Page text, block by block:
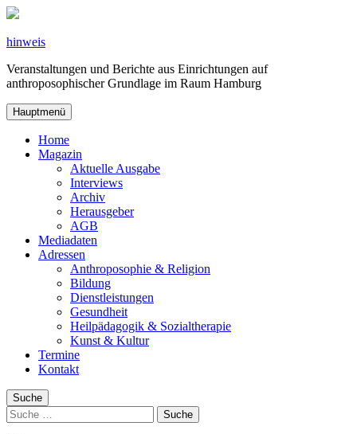
Zum
springen
hinweis
Veranstaltungen und Berichte aus Einrichtungen auf
anthroposophischer Grundlage im Raum Hamburg
Hauptmenü
Home
Magazin
Aktuelle Ausgabe
Interviews
Archiv
Herausgeber
AGB
Mediadaten
Adressen
Anthroposophie & Religion
Bildung
Dienstleistungen
Gesundheit
Heilpädagogik & Sozialtherapie
Kunst & Kultur
Termine
Kontakt
Suche
Suchen
nach: